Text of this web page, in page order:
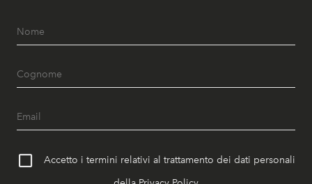
Accetto i termini relativi al trattamento dei dati personali